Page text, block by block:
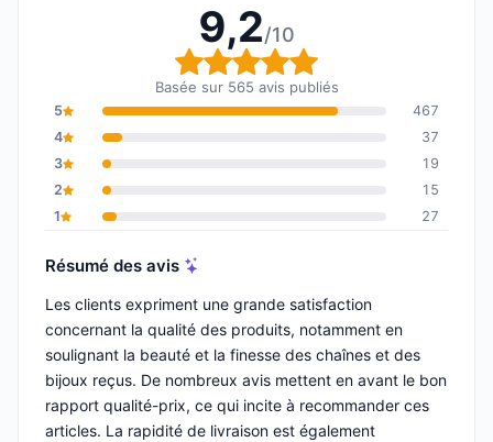
9,2/10
Note globale : 9,2 sur
Basée sur 565 avis publiés
5
467
4
37
3
19
2
15
1
27
Résumé des avis
Les clients expriment une grande satisfaction
concernant la qualité des produits, notamment en
soulignant la beauté et la finesse des chaînes et des
bijoux reçus. De nombreux avis mettent en avant le bon
rapport qualité-prix, ce qui incite à recommander ces
articles. La rapidité de livraison est également